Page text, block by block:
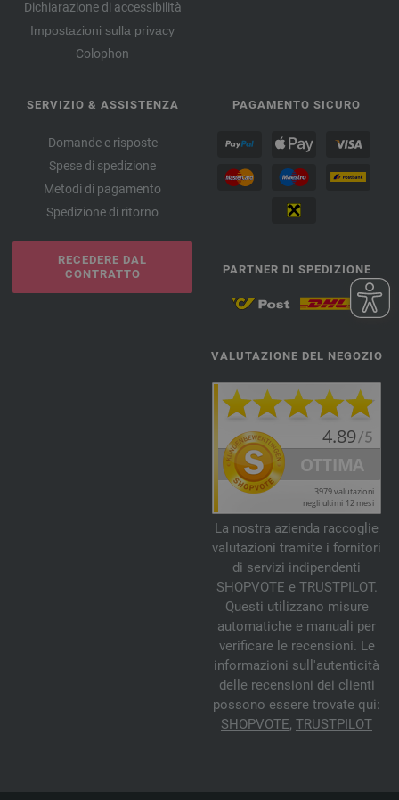
Dichiarazione di accessibilità
Impostazioni sulla privacy
Colophon
SERVIZIO & ASSISTENZA
Domande e risposte
Spese di spedizione
Metodi di pagamento
Spedizione di ritorno
RECEDERE DAL
CONTRATTO
PAGAMENTO SICURO
PARTNER DI SPEDIZIONE
VALUTAZIONE DEL NEGOZIO
La nostra azienda raccoglie
valutazioni tramite i fornitori
di servizi indipendenti
SHOPVOTE e TRUSTPILOT.
Questi utilizzano misure
automatiche e manuali per
verificare le recensioni. Le
informazioni sull'autenticità
delle recensioni dei clienti
possono essere trovate qui:
SHOPVOTE, TRUSTPILOT